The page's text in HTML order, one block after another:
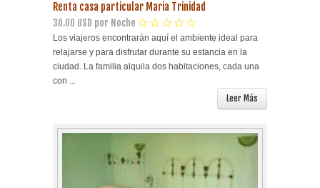
Renta casa particular Maria Trinidad
30.00 USD por Noche
Los viajeros encontrarán aquí el ambiente ideal para
relajarse y para disfrutar durante su estancia en la
ciudad. La familia alquila dos habitaciones, cada una
con ...
Leer Más